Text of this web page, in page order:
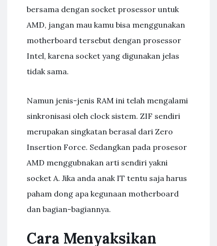
bersama dengan socket prosessor untuk
AMD, jangan mau kamu bisa menggunakan
motherboard tersebut dengan prosessor
Intel, karena socket yang digunakan jelas
tidak sama.
Namun jenis-jenis RAM ini telah mengalami
sinkronisasi oleh clock sistem. ZIF sendiri
merupakan singkatan berasal dari Zero
Insertion Force. Sedangkan pada prosesor
AMD menggubnakan arti sendiri yakni
socket A. Jika anda anak IT tentu saja harus
paham dong apa kegunaan motherboard
dan bagian-bagiannya.
Cara Menyaksikan